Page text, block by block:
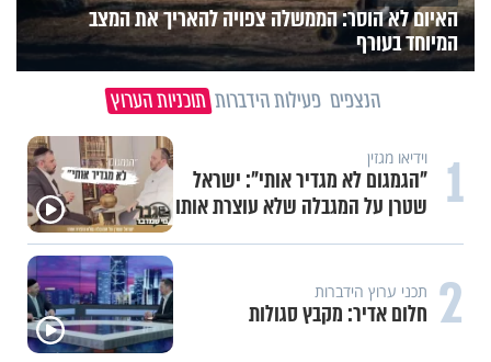
האיום לא הוסר: הממשלה צפויה להאריך את המצב
המיוחד בעורף
הנצפים פעילות הידברות תוכניות הערוץ
1 וידיאו מגזין
"הגמגום לא מגדיר אותי": ישראל
שטרן על המגבלה שלא עוצרת אותו
2 תכני ערוץ הידברות
חלום אדיר: מקבץ סגולות